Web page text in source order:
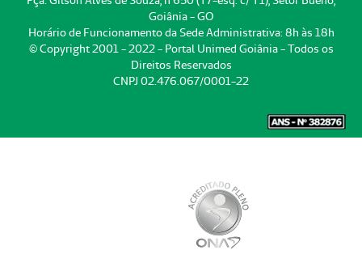
Goiânia - GO
Horário de Funcionamento da Sede Administrativa: 8h às 18h
© Copyright 2001 - 2022 - Portal Unimed Goiânia - Todos os
Direitos Reservados
CNPJ 02.476.067/0001-22